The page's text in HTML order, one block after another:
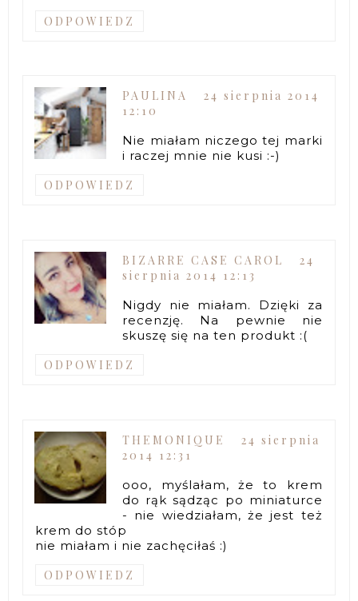
ODPOWIEDZ
PAULINA
24 sierpnia 2014
12:10
Nie miałam niczego tej marki
i raczej mnie nie kusi :-)
ODPOWIEDZ
BIZARRE CASE CAROL
24
sierpnia 2014 12:13
Nigdy nie miałam. Dzięki za
recenzję. Na pewnie nie
skuszę się na ten produkt :(
ODPOWIEDZ
THEMONIQUE
24 sierpnia
2014 12:31
ooo, myślałam, że to krem
do rąk sądząc po miniaturce
- nie wiedziałam, że jest też
krem do stóp
nie miałam i nie zachęciłaś :)
ODPOWIEDZ